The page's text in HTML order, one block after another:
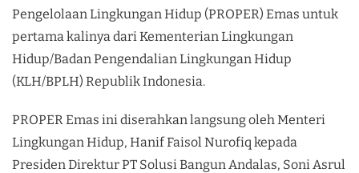
Pengelolaan Lingkungan Hidup (PROPER) Emas untuk
pertama kalinya dari Kementerian Lingkungan
Hidup/Badan Pengendalian Lingkungan Hidup
(KLH/BPLH) Republik Indonesia.
PROPER Emas ini diserahkan langsung oleh Menteri
Lingkungan Hidup, Hanif Faisol Nurofiq kepada
Presiden Direktur PT Solusi Bangun Andalas, Soni Asrul